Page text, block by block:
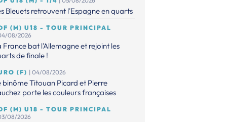
Bleuets retrouvent l'Espagne en quarts
(M) U18 - TOUR PRINCIPAL
08/2026
France bat l'Allemagne et rejoint les
de finale !
(F) | 04/08/2026
binôme Titouan Picard et Pierre
porte les couleurs françaises
(M) U18 - TOUR PRINCIPAL
08/2026